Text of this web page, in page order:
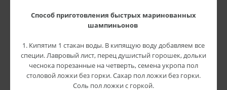
Способ приготовления быстрых маринованных
шампиньонов
1. Кипятим 1 стакан воды. В кипящую воду добавляем все
специи. Лавровый лист, перец душистый горошек, дольки
чеснока порезанные на четверть, семена укропа пол
столовой ложки без горки. Сахар пол ложки без горки.
Соль пол ложки с горкой.